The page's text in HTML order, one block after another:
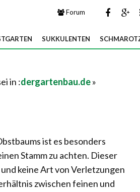
Forum
SUKKULENTEN
in :dergartenbau.de»
ist es besonders
Stamm zu achten. Dieser
keine Art von Verletzungen
zwischen feinen und